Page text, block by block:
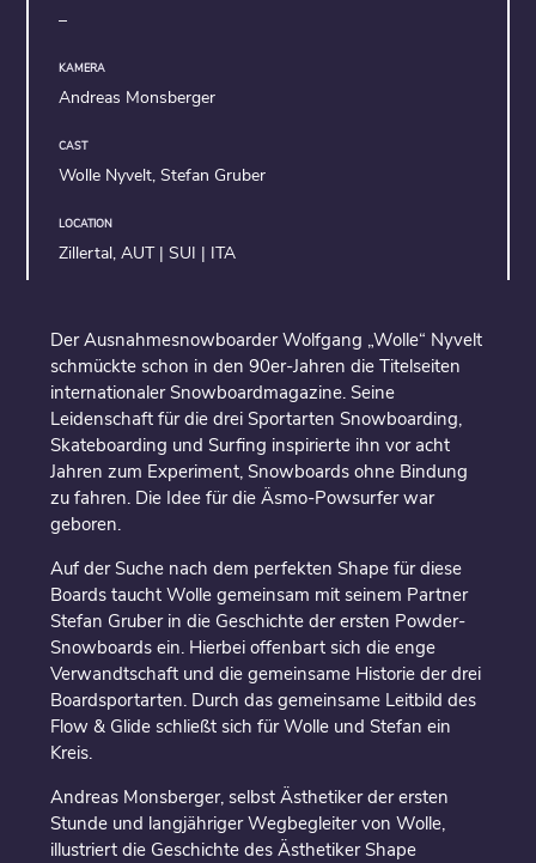
–
KAMERA
Andreas Monsberger
CAST
Wolle Nyvelt, Stefan Gruber
LOCATION
Zillertal, AUT | SUI | ITA
Der Ausnahmesnowboarder Wolfgang „Wolle“ Nyvelt
schmückte schon in den 90er-Jahren die Titelseiten
internationaler Snowboardmagazine. Seine
Leidenschaft für die drei Sportarten Snowboarding,
Skateboarding und Surfing inspirierte ihn vor acht
Jahren zum Experiment, Snowboards ohne Bindung
zu fahren. Die Idee für die Äsmo-Powsurfer war
geboren.
Auf der Suche nach dem perfekten Shape für diese
Boards taucht Wolle gemeinsam mit seinem Partner
Stefan Gruber in die Geschichte der ersten Powder-
Snowboards ein. Hierbei offenbart sich die enge
Verwandtschaft und die gemeinsame Historie der drei
Boardsportarten. Durch das gemeinsame Leitbild des
Flow & Glide schließt sich für Wolle und Stefan ein
Kreis.
Andreas Monsberger, selbst Ästhetiker der ersten
Stunde und langjähriger Wegbegleiter von Wolle,
illustriert die Geschichte des Ästhetiker Shape